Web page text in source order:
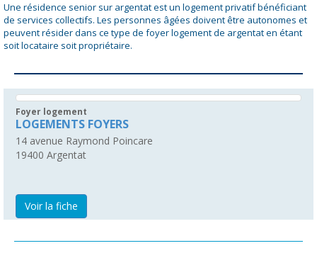
Une résidence senior sur argentat est un logement privatif bénéficiant
de services collectifs. Les personnes âgées doivent être autonomes et
peuvent résider dans ce type de foyer logement de argentat en étant
soit locataire soit propriétaire.
Foyer logement
LOGEMENTS FOYERS
14 avenue Raymond Poincare
19400 Argentat
Voir la fiche